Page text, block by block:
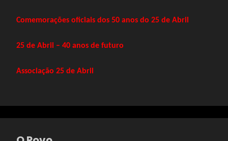
Comemorações oficiais dos 50 anos do 25 de Abril
25 de Abril – 40 anos de futuro
Associação 25 de Abril